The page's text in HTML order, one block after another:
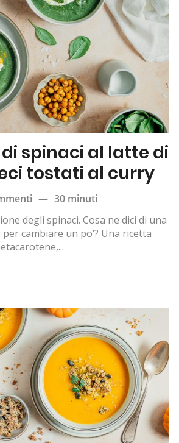
spinaci al latte di
tostati al curry
— 30 minuti
degli spinaci. Cosa ne dici di una
cambiare un po’? Una ricetta